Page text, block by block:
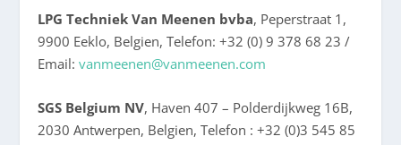
LPG Techniek Van Meenen bvba, Peperstraat 1,
9900 Eeklo, Belgien, Telefon: +32 (0) 9 378 68 23 /
Email:vanmeenen@vanmeenen.com
SGS Belgium NV, Haven 407 – Polderdijkweg 16B,
2030 Antwerpen, Belgien, Telefon : +32 (0)3 545 85